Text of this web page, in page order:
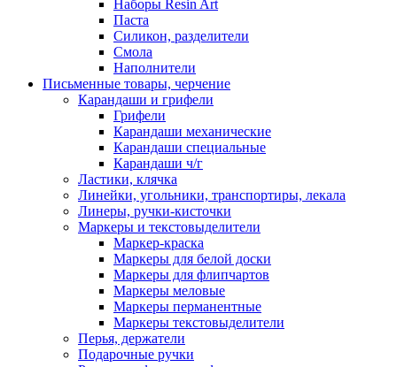
Наборы Resin Art
Паста
Силикон, разделители
Смола
Наполнители
Письменные товары, черчение
Карандаши и грифели
Грифели
Карандаши механические
Карандаши специальные
Карандаши ч/г
Ластики, клячка
Линейки, угольники, транспортиры, лекала
Линеры, ручки-кисточки
Маркеры и текстовыделители
Маркер-краска
Маркеры для белой доски
Маркеры для флипчартов
Маркеры меловые
Маркеры перманентные
Маркеры текстовыделители
Перья, держатели
Подарочные ручки